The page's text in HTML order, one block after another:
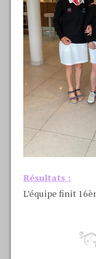
Résultats :
L’équipe finit